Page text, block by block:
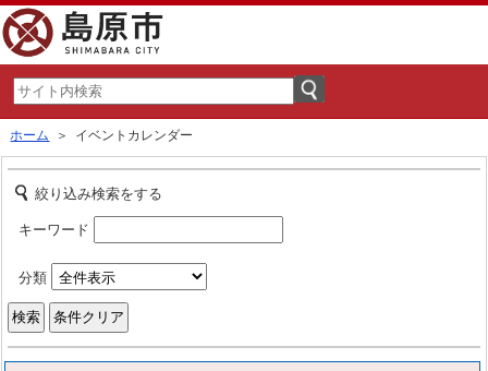
ホーム ＞ イベントカレンダー
絞り込み検索をする
キーワード
分類